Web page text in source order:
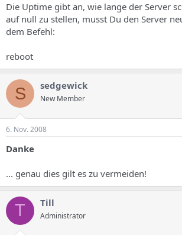
Die Uptime gibt an, wie lange der Server
auf null zu stellen, musst Du den Server
dem Befehl:
reboot
S sedgewick
New Member
6. Nov. 2008
Danke
... genau dies gilt es zu vermeiden!
T Till
Administrator